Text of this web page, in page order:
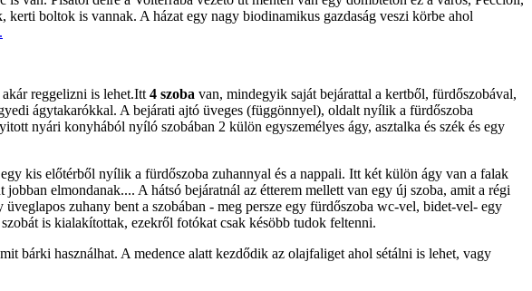
boltok is vannak. A házat egy nagy biodinamikus gazdaság veszi körbe ahol
reggelizni is lehet.Itt 4 szoba van, mindegyik saját bejárattal a kertből, fürdőszobával,
ágytakarókkal. A bejárati ajtó üveges (függönnyel), oldalt nyílik a fürdőszoba
nyári konyhából nyíló szobában 2 külön egyszemélyes ágy, asztalka és szék és egy
kis előtérből nyílik a fürdőszoba zuhannyal és a nappali. Itt két külön ágy van a falak
elmondanak.... A hátsó bejáratnál az étterem mellett van egy új szoba, amit a régi
üveglapos zuhany bent a szobában - meg persze egy fürdőszoba wc-vel, bidet-vel- egy
is kialakítottak, ezekről fotókat csak késöbb tudok feltenni.
bárki használhat. A medence alatt kezdődik az olajfaliget ahol sétálni is lehet, vagy